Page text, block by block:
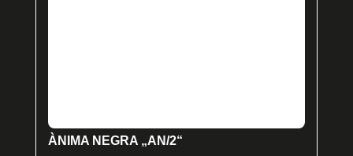
ÀNIMA NEGRA „AN/2“